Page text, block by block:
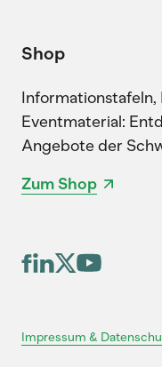
Shop
Informationstafeln,
Eventmaterial:
Angebote der
Zum Shop
Impressum &